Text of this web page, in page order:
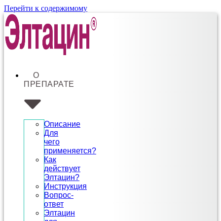
Перейти к содержимому
О
ПРЕПАРАТЕ
Описание
Для
чего
применяется?
Как
действует
Элтацин?
Инструкция
Вопрос-
ответ
Элтацин